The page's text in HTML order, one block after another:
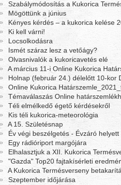
Szabálymódosítás a Kukorica
Mögöttünk a június
Kényes kérdés – a kukorica kelése
Ki kell várni!
Locsolkodásra
Ismét száraz lesz a vetőágy?
Olvasnivalók a kukoricavetés elé
A március 11-i Online Kukorica
Holnap (február 24.) délelőtt 10-kor
Online Kukorica
Témaválaszás Online
Téli elmélkedő égető kérdésekről
Kis téli kukorica-meteorológia
A 15. Születésnap
Év végi beszélgetés - Évzáró helyett
Egy rádióriport margójára
Elhalasztjuk a XII. Kukorica
"Gazda" Top20 fajtakísérleti
A Kukorica Termésverseny
Szeptember időjárása